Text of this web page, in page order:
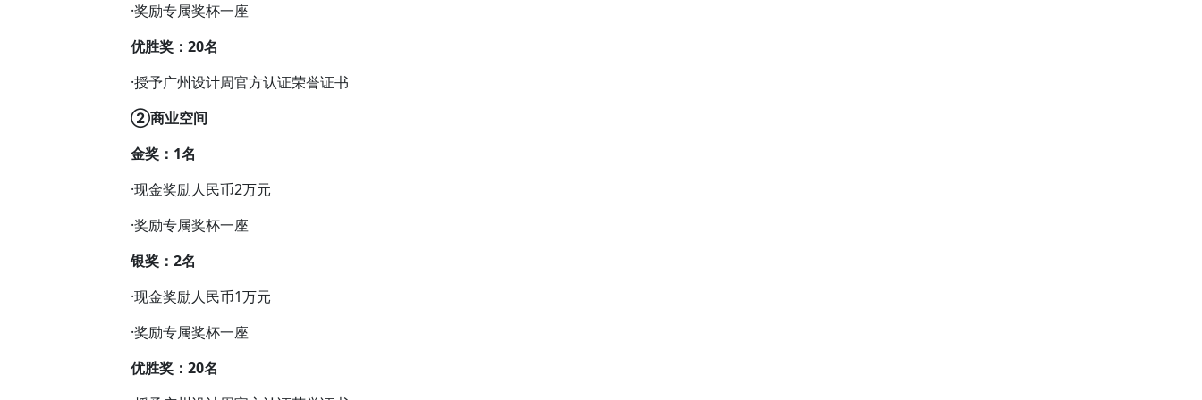
·奖励专属奖杯一座
优胜奖：20名
·授予广州设计周官方认证荣誉证书
②商业空间
金奖：1名
·现金奖励人民币2万元
·奖励专属奖杯一座
银奖：2名
·现金奖励人民币1万元
·奖励专属奖杯一座
优胜奖：20名